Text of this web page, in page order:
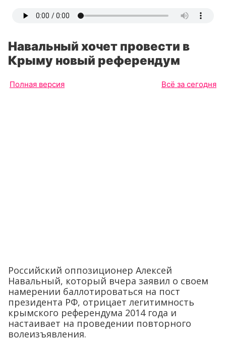
Навальный хочет провести в
Крыму новый референдум
Полная версия Всё за сегодня
Российский оппозиционер Алексей
Навальный, который вчера заявил о своем
намерении баллотироваться на пост
президента РФ, отрицает легитимность
крымского референдума 2014 года и
настаивает на проведении повторного
волеизъявления.